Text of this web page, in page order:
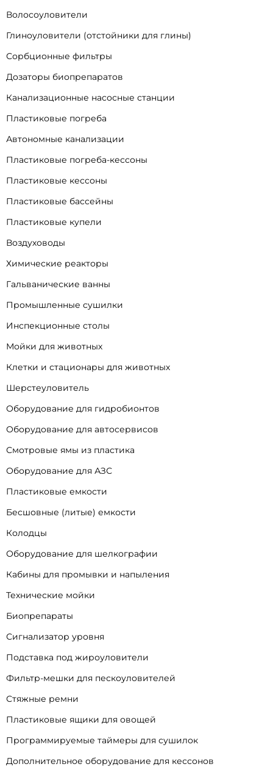
Волосоуловители
Глиноуловители (отстойники для глины)
Сорбционные фильтры
Дозаторы биопрепаратов
Канализационные насосные станции
Пластиковые погреба
Автономные канализации
Пластиковые погреба-кессоны
Пластиковые кессоны
Пластиковые бассейны
Пластиковые купели
Воздуховоды
Химические реакторы
Гальванические ванны
Промышленные сушилки
Инспекционные столы
Мойки для животных
Клетки и стационары для животных
Шерстеуловитель
Оборудование для гидробионтов
Оборудование для автосервисов
Смотровые ямы из пластика
Оборудование для АЗС
Пластиковые емкости
Бесшовные (литые) емкости
Колодцы
Оборудование для шелкографии
Кабины для промывки и напыления
Технические мойки
Биопрепараты
Сигнализатор уровня
Подставка под жироуловители
Фильтр-мешки для пескоуловителей
Стяжные ремни
Пластиковые ящики для овощей
Программируемые таймеры для сушилок
Дополнительное оборудование для кессонов